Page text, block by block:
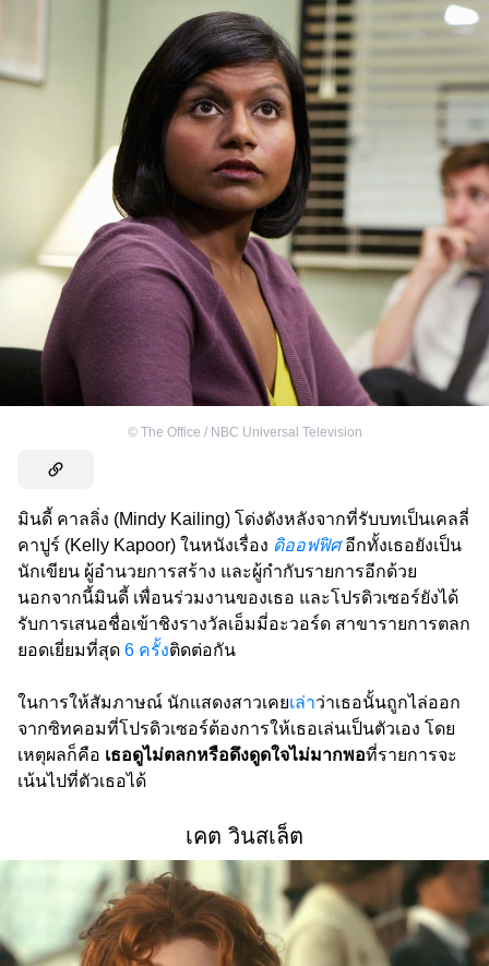
© The Office / NBC Universal Television
มินดี้ คาลลิ่ง (Mindy Kailing) โด่งดังหลังจากที่รับบทเป็นเคลลี่
คาปูร์ (Kelly Kapoor) ในหนังเรื่อง ดิออฟฟิศอีกทั้งเธอยังเป็น
นักเขียน ผู้อำนวยการสร้าง และผู้กำกับรายการอีกด้วย
นอกจากนี้มินดี้ เพื่อนร่วมงานของเธอ และโปรดิวเซอร์ยังได้
รับการเสนอชื่อเข้าชิงรางวัลเอ็มมี่อะวอร์ด สาขารายการตลก
ยอดเยี่ยมที่สุด 6 ครั้งติดต่อกัน
ในการให้สัมภาษณ์ นักแสดงสาวเคยเล่าว่าเธอนั้นถูกไล่ออก
จากซิทคอมที่โปรดิวเซอร์ต้องการให้เธอเล่นเป็นตัวเอง โดย
เหตุผลก็คือ เธอดูไม่ตลกหรือดึงดูดใจไม่มากพอที่รายการจะ
เน้นไปที่ตัวเธอได้
เคต วินสเล็ต